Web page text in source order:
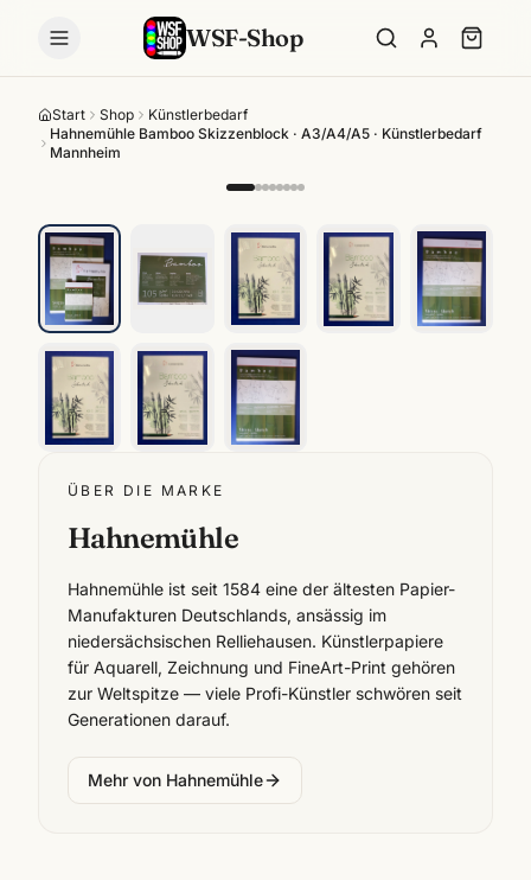
WSF-Shop
Start Shop
Künstlerbedarf
Hahnemühle Bamboo Skizzenblock · A3/A4/A5 · Künstlerbedarf
Mannheim
ÜBER DIE MARKE
Hahnemühle
Hahnemühle ist seit 1584 eine der ältesten Papier-
Manufakturen Deutschlands, ansässig im
niedersächsischen Relliehausen. Künstlerpapiere
für Aquarell, Zeichnung und FineArt-Print gehören
zur Weltspitze — viele Profi-Künstler schwören seit
Generationen darauf.
Mehr von Hahnemühle